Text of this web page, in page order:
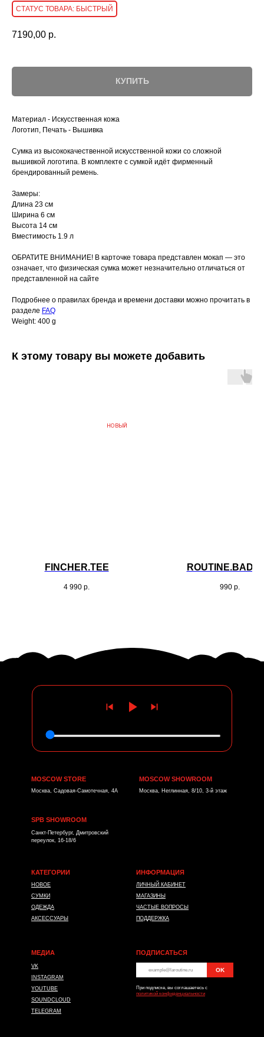
БЫСТРЫЙ
7190,00 р.
КУПИТЬ
Материал - Искусственная кожа
Логотип, Печать - Вышивка
Cумка из высококачественной искусственной кожи со сложной
вышивкой логотипа. В комплекте с сумкой идёт фирменный
брендированный ремень.
Замеры:
Длина 23 см
Ширина 6 см
Высота 14 см
Вместимость 1.9 л
ОБРАТИТЕ ВНИМАНИЕ! В карточке товара представлен мокап — это
означает, что физическая сумка может незначительно отличаться от
представленной на сайте
Подробнее о правилах бренда и времени доставки можно прочитать в
разделе FAQ
Weight: 400 g
К этому товару вы можете добавить
НОВЫЙ
FINCHER.TEE
4 990 р. 990 р.
MOSCOW STORE
Москва, Садовая-Самотечная, 4А
MOSCOW SHOWROOM
Москва, Неглинная, 8/10, 3-й этаж
SPB SHOWROOM
Санкт-Петербург, Дмитровский
переулок, 16-18/6
КАТЕГОРИИ
НОВОЕ
СУМКИ
ОДЕЖДА
АКСЕССУАРЫ
ЛИЧНЫЙ КАБИНЕТ
МАГАЗИНЫ
ЧАСТЫЕ ВОПРОСЫ
ПОДДЕРЖКА
ИНФОРМАЦИЯ
VK
INSTAGRAM
YOUTUBE
SOUNDCLOUD
TELEGRAM
При подписке, вы соглашаетесь с
политикой конфиденциальности
МЕДИА ПОДПИСАТЬСЯ
OK
*